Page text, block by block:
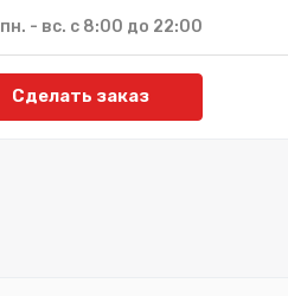
пн. - вс. с 8:00 до 22:00
Сделать заказ